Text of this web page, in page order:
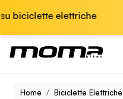
elettriche 🏆
Home Biciclette Elettriche